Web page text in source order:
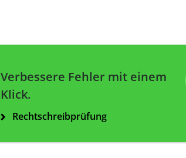
Verbessere Fehler mit einem
Klick.
Rechtschreibprüfung